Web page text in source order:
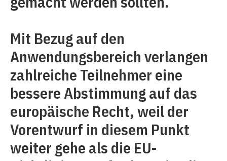
Mit Bezug auf den
Anwendungsbereich verlangen
zahlreiche Teilnehmer eine
bessere Abstimmung auf das
europäische Recht, weil der
Vorentwurf in diesem Punkt
weiter gehe als die EU-